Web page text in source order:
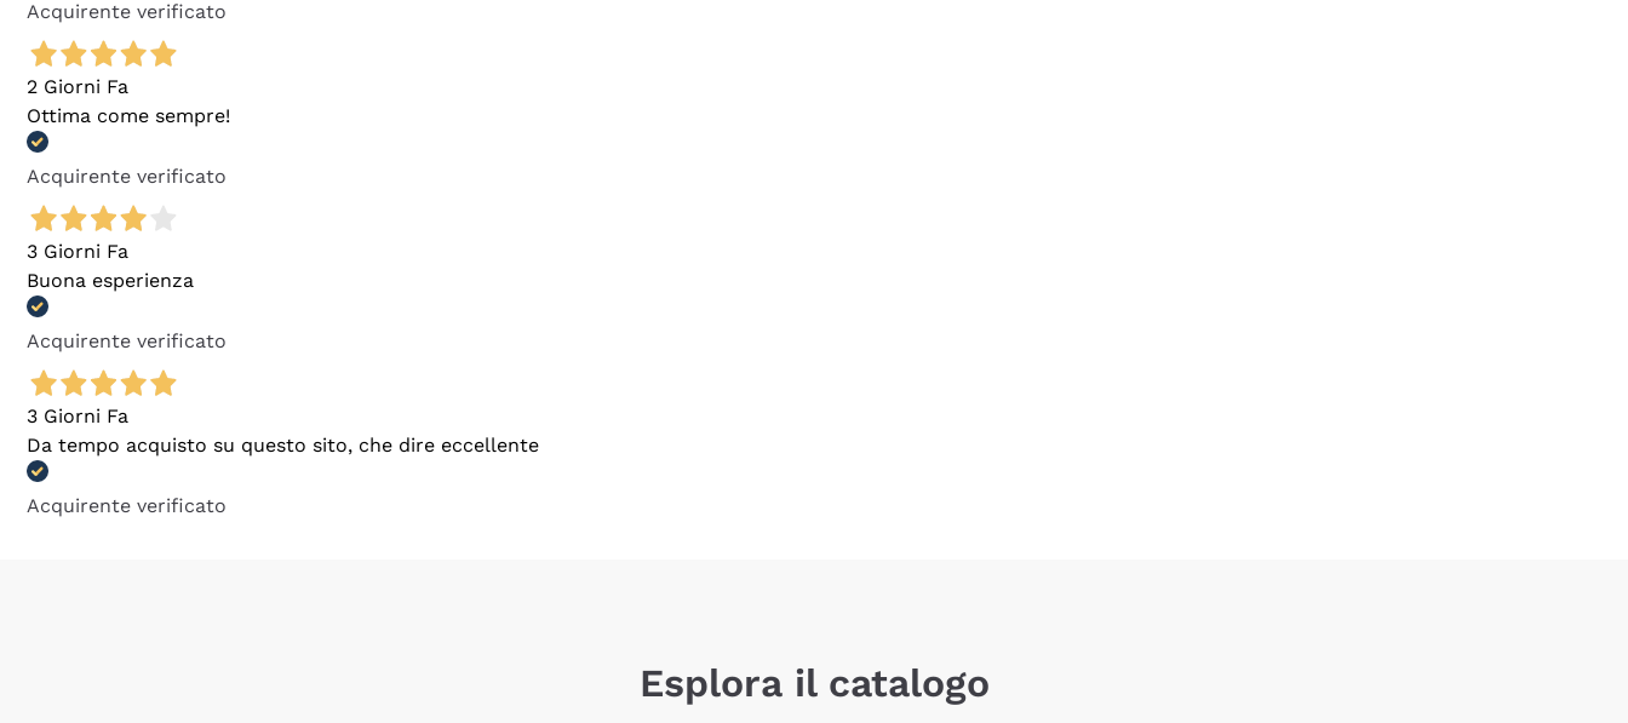
Acquirente verificato
2 Giorni Fa
Ottima come sempre!
Acquirente verificato
3 Giorni Fa
Buona esperienza
Acquirente verificato
3 Giorni Fa
Da tempo acquisto su questo sito, che dire eccellente
Acquirente verificato
Esplora il catalogo